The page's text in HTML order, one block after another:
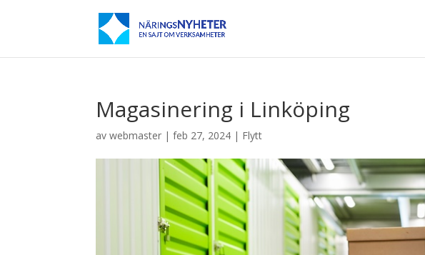
Magasinering i Linköping
avwebmaster |feb 27, 2024 | Flytt